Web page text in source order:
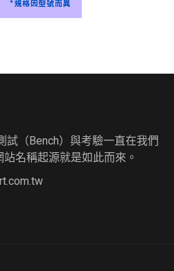
試（Bench）與考驗一直在我們
名稱起源就是如此而來。